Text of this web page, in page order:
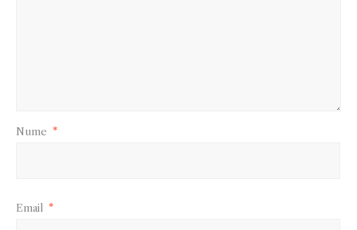
Nume *
Email *